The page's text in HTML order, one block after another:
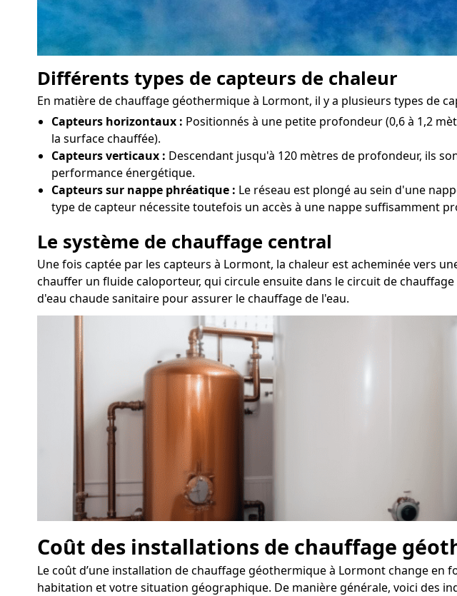
Différents types de capteurs de chaleur
En matière de chauffage géothermique à Lormont, il y a plusieurs types de
Capteurs horizontaux : Positionnés à une petite profondeur (0,6 à 1,2
la surface chauffée).
Capteurs verticaux : Descendant jusqu'à 120 mètres de profondeur, ils
performance énergétique.
Capteurs sur nappe phréatique : Le réseau est plongé au sein d'une
type de capteur nécessite toutefois un accès à une nappe suffisamment
Le système de chauffage central
Une fois captée par les capteurs à Lormont, la chaleur est acheminée vers
chauffer un fluide caloporteur, qui circule ensuite dans le circuit de
d'eau chaude sanitaire pour assurer le chauffage de l'eau.
Coût des installations de chauffage
Le coût d’une installation de chauffage géothermique à Lormont change
habitation et votre situation géographique. De manière générale, voici des